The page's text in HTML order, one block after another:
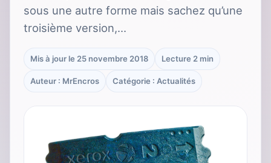
sous une autre forme mais sachez qu’une
troisième version,…
Mis à jour le 25 novembre 2018 Lecture 2 min
Auteur : MrEncros Catégorie : Actualités